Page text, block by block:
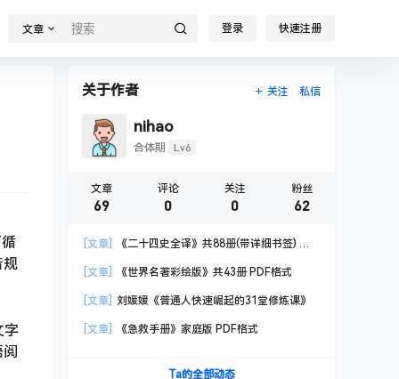
文章 登录 快速注册
规
字
关于作者 关注 私信
nihao
合体期 Lv6
文章
69
评论
0
关注
0
粉丝
62
[文章]
《二十四史全译》共88册(带详细书签) 汉
[文章]
《世界名著彩绘版》共43册 PDF格式
[文章] 刘媛媛《普通人快速崛起的31堂修炼课》
[文章] 《急救手册》家庭版 PDF格式
Ta的全部动态